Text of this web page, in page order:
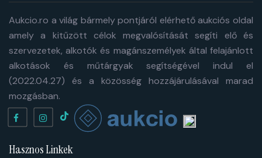
Aukcio.ro a világ bármely pontjáról elérhető aukciós oldal
amely a kitűzött célok megvalósítását segíti elő és
szervezetek, alkotók és magánszemélyek által felajánlott
alkotások és műtárgyak segítségével indul el
(2022.04.27) és a közösség hozzájárulásával marad
mozgásban.
Hasznos Linkek